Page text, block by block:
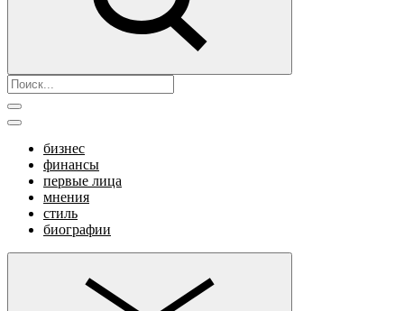
бизнес
финансы
первые лица
мнения
стиль
биографии